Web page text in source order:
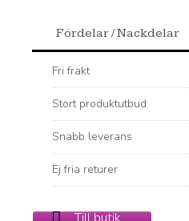
Fördelar / Nackdelar
Fri frakt
Stort produktutbud
Snabb leverans
Ej fria returer